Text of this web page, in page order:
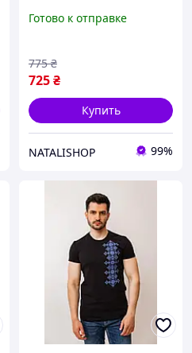
размеры 52, 54.
Готово к отправке
725₴
775 ₴
Купить
NATALISHOP 99%